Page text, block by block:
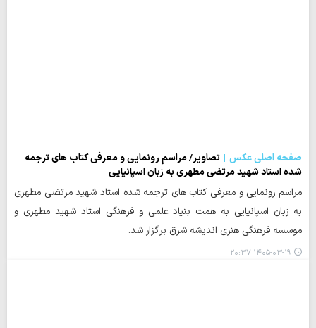
صفحه اصلی عکس
تصاویر/ مراسم رونمایی و معرفی کتاب های ترجمه
شده استاد شهید مرتضی مطهری به زبان اسپانیایی
مراسم رونمایی و معرفی کتاب های ترجمه شده استاد شهید مرتضی مطهری
به زبان اسپانیایی به همت بنیاد علمی و فرهنگی استاد شهید مطهری و
موسسه فرهنگی هنری اندیشه شرق برگزار شد.
۱۴۰۵-۰۳-۱۹ ۲۰:۳۷